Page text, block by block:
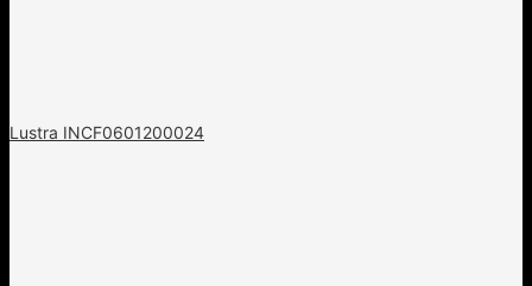
Lustra INCF0601200024